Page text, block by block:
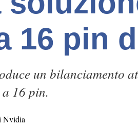
16 pin
un bilanciamento
16 pin.